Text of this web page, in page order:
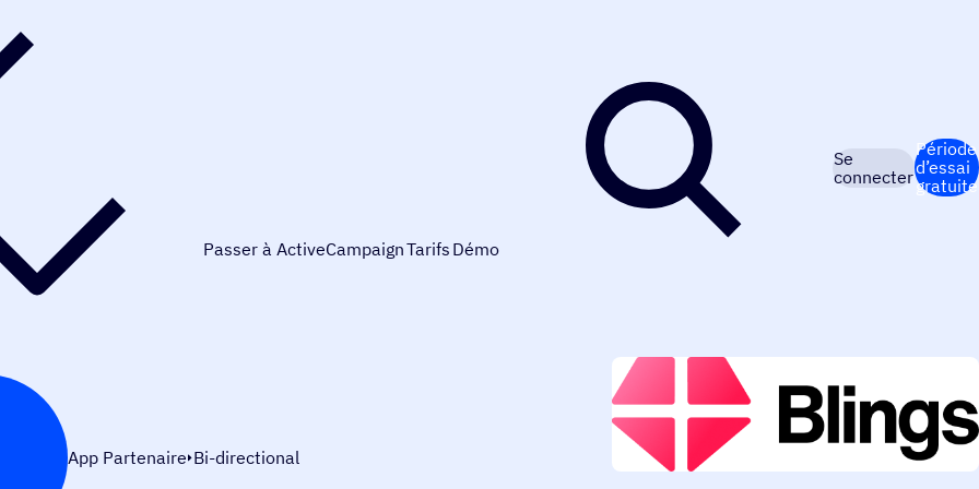
Passer à ActiveCampaignTarifs Démo
Se
connecter
Période
d’essai
gratuite
App Partenaire Bi-directional